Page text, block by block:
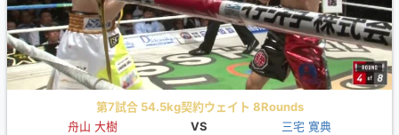
第7試合 54.5kg契約ウェイト 8Rounds
舟山 大樹
VS
三宅 寛典